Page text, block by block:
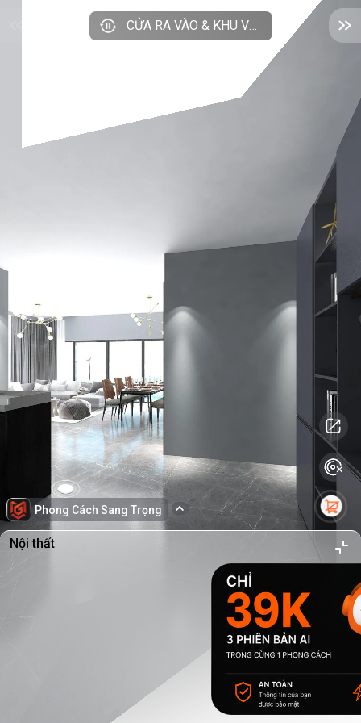
CỬA RA VÀO & KHU VỰC BẾP
Phong Cách Sang Trọng
Nội thất